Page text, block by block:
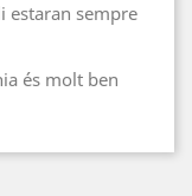
estaran sempre
és molt ben